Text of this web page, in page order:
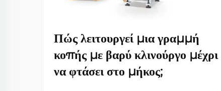
Πώς λειτουργεί μια γραμμή
κοπής με βαρύ κλινούργο μέχρι
να φτάσει στο μήκος;